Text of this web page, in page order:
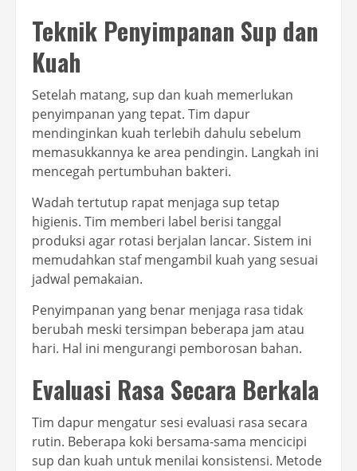
Teknik Penyimpanan Sup dan
Kuah
Setelah matang, sup dan kuah memerlukan
penyimpanan yang tepat. Tim dapur
mendinginkan kuah terlebih dahulu sebelum
memasukkannya ke area pendingin. Langkah ini
mencegah pertumbuhan bakteri.
Wadah tertutup rapat menjaga sup tetap
higienis. Tim memberi label berisi tanggal
produksi agar rotasi berjalan lancar. Sistem ini
memudahkan staf mengambil kuah yang sesuai
jadwal pemakaian.
Penyimpanan yang benar menjaga rasa tidak
berubah meski tersimpan beberapa jam atau
hari. Hal ini mengurangi pemborosan bahan.
Evaluasi Rasa Secara Berkala
Tim dapur mengatur sesi evaluasi rasa secara
rutin. Beberapa koki bersama-sama mencicipi
sup dan kuah untuk menilai konsistensi. Metode